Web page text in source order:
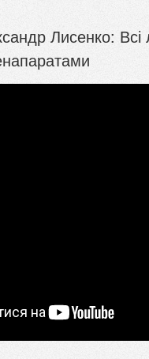
Лисенко: Всі